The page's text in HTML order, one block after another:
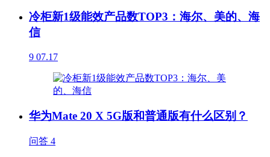
冷柜新1级能效产品数TOP3：海尔、美的、海
信
9 07.17
华为Mate 20 X 5G版和普通版有什么区别？
问答 4